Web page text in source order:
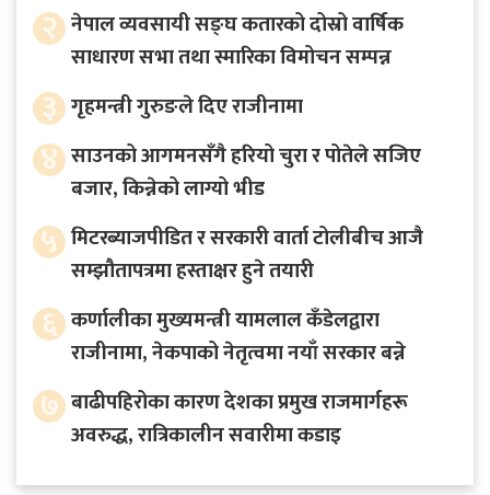
२ नेपाल व्यवसायी सङ्घ कतारको दोस्रो वार्षिक
साधारण सभा तथा स्मारिका विमोचन सम्पन्न
३ गृहमन्त्री गुरुङले दिए राजीनामा
४ साउनको आगमनसँगै हरियो चुरा र पोतेले सजिए
बजार, किन्नेको लाग्यो भीड
५ मिटरब्याजपीडित र सरकारी वार्ता टोलीबीच आजै
सम्झौतापत्रमा हस्ताक्षर हुने तयारी
६ कर्णालीका मुख्यमन्त्री यामलाल कँडेलद्वारा
राजीनामा, नेकपाको नेतृत्वमा नयाँ सरकार बन्ने
७ बाढीपहिरोका कारण देशका प्रमुख राजमार्गहरू
अवरुद्ध, रात्रिकालीन सवारीमा कडाइ